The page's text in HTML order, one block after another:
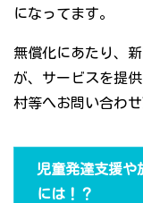
になってます。
無償化にあたり、
が、サービスを提
村等へお問い合わ
児童発達支援や
には！？